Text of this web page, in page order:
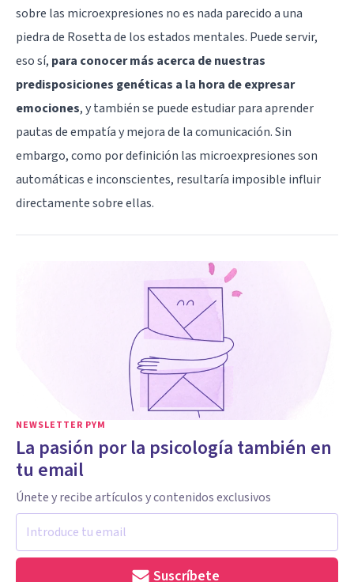
sobre las microexpresiones no es nada parecido a una
piedra de Rosetta de los estados mentales. Puede servir,
eso sí, para conocer más acerca de nuestras
predisposiciones genéticas a la hora de expresar
emociones, y también se puede estudiar para aprender
pautas deempatíay mejora de la comunicación. Sin
embargo, como por definición las microexpresiones son
automáticas e inconscientes, resultaría imposible influir
directamente sobre ellas.
NEWSLETTER PYM
La pasión por la psicología también en
tu email
Únete y recibe artículos y contenidos exclusivos
Suscríbete